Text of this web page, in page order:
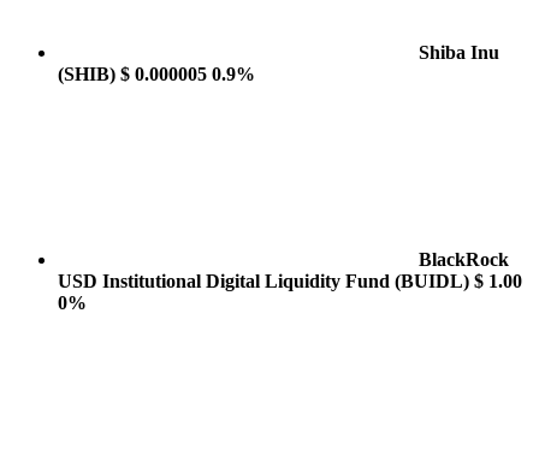
Shiba Inu
(SHIB) $ 0.000005 0.9%
BlackRock
USD Institutional Digital Liquidity Fund (BUIDL) $ 1.00
0%